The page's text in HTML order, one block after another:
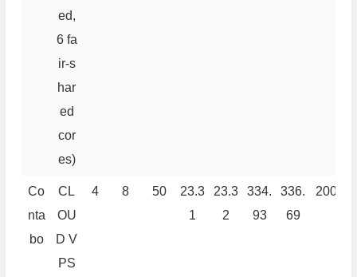
ed,
6 fa
ir-s
har
ed
cor
es)
Co
nta
bo
CL
OU
D V
PS
4 8 50
23.3
1
23.3
2
334.
93
336.
69
200